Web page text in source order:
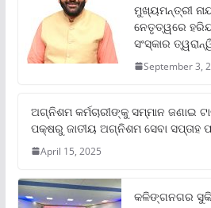
ମୁଖ୍ୟମନ୍ତ୍ରୀ
ନେତୃତ୍ୱରେ
ସଂସ୍କାର
September 3,
ଅଗ୍ନିଶମ କର୍ମଚାରୀଙ୍କୁ ସମ୍ମାନ ଜଣାଇ
ପକ୍ଷରୁ ଜାତୀୟ ଅଗ୍ନିଶମ ସେବା ସପ୍ତାହ
April 15, 2025
କଳିଙ୍ଗନଗର